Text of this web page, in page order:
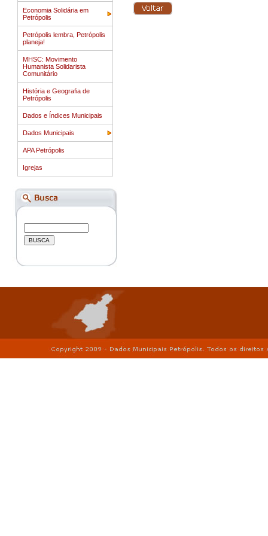
Economia Solidária em
Petrópolis
Petrópolis lembra, Petrópolis
planeja!
MHSC: Movimento
Humanista Solidarista
Comunitário
História e Geografia de
Petrópolis
Dados e Índices Municipais
Dados Municipais
APA Petrópolis
Igrejas